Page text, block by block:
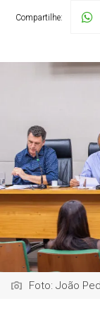
Compartilhe:
Foto: João